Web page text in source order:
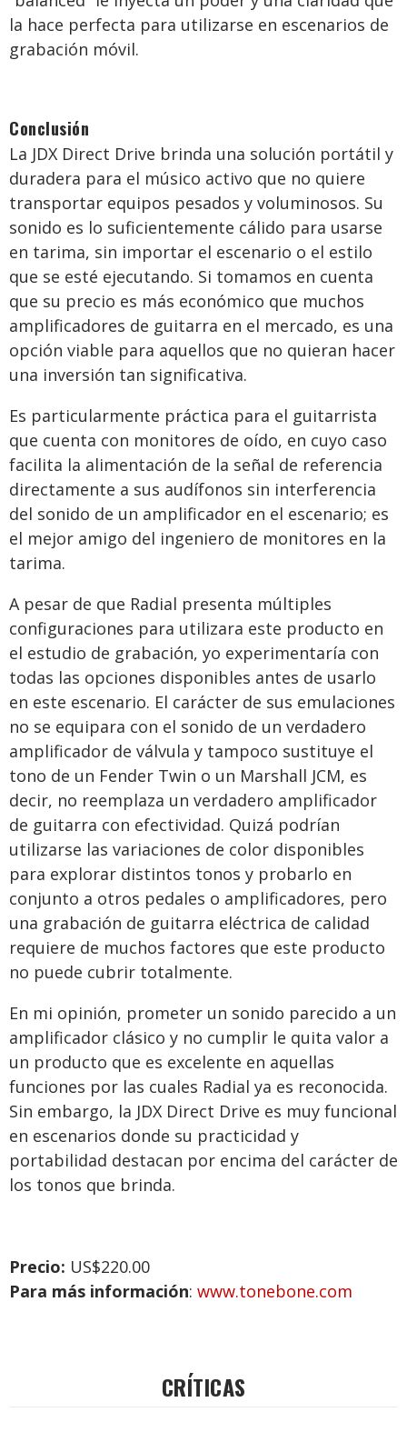
la hace perfecta para utilizarse en escenarios de
grabación móvil.
Conclusión
La JDX Direct Drive brinda una solución portátil y
duradera para el músico activo que no quiere
transportar equipos pesados y voluminosos. Su
sonido es lo suficientemente cálido para usarse
en tarima, sin importar el escenario o el estilo
que se esté ejecutando. Si tomamos en cuenta
que su precio es más económico que muchos
amplificadores de guitarra en el mercado, es una
opción viable para aquellos que no quieran hacer
una inversión tan significativa.
Es particularmente práctica para el guitarrista
que cuenta con monitores de oído, en cuyo caso
facilita la alimentación de la señal de referencia
directamente a sus audífonos sin interferencia
del sonido de un amplificador en el escenario; es
el mejor amigo del ingeniero de monitores en la
tarima.
A pesar de que Radial presenta múltiples
configuraciones para utilizara este producto en
el estudio de grabación, yo experimentaría con
todas las opciones disponibles antes de usarlo
en este escenario. El carácter de sus emulaciones
no se equipara con el sonido de un verdadero
amplificador de válvula y tampoco sustituye el
tono de un Fender Twin o un Marshall JCM, es
decir, no reemplaza un verdadero amplificador
de guitarra con efectividad. Quizá podrían
utilizarse las variaciones de color disponibles
para explorar distintos tonos y probarlo en
conjunto a otros pedales o amplificadores, pero
una grabación de guitarra eléctrica de calidad
requiere de muchos factores que este producto
no puede cubrir totalmente.
En mi opinión, prometer un sonido parecido a un
amplificador clásico y no cumplir le quita valor a
un producto que es excelente en aquellas
funciones por las cuales Radial ya es reconocida.
Sin embargo, la JDX Direct Drive es muy funcional
en escenarios donde su practicidad y
portabilidad destacan por encima del carácter de
los tonos que brinda.
Precio: US$220.00
Para más información: www.tonebone.com
CRÍTICAS